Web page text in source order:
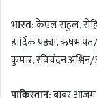
भारत:केएल राहुल,
हार्दिक पंड्या, ऋषभ
कुमार, रविचंद्रन